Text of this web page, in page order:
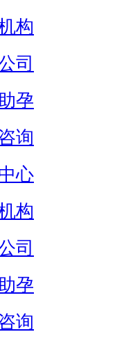
构
司
孕
询
心
构
司
孕
询